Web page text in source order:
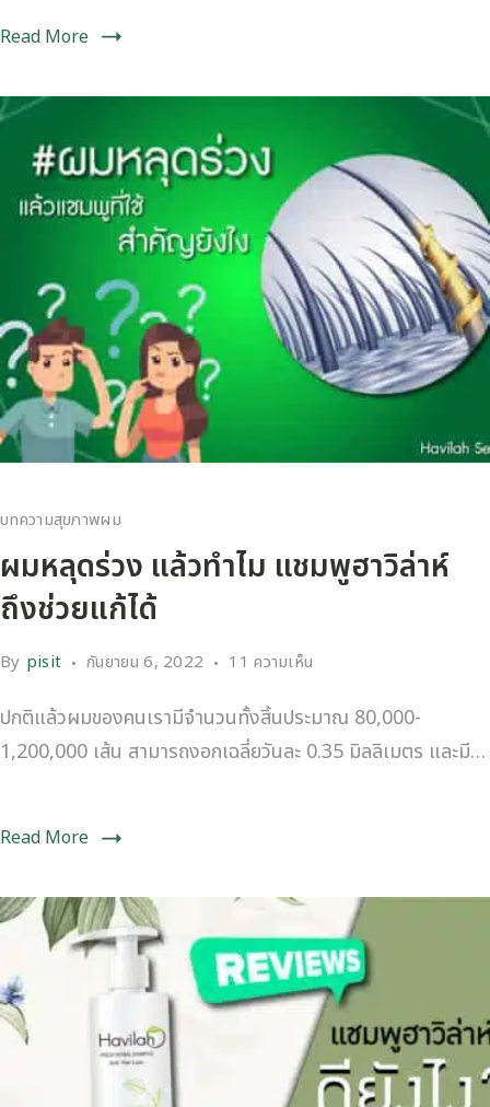
Read More
บทความสุขภาพผม
ผมหลุดร่วง แล้วทำไม แชมพูฮาวิล่าห์
ถึงช่วยแก้ได้
By pisit กันยายน 6, 2022 11 ความเห็น
ปกติแล้วผมของคนเรามีจำนวนทั้งสิ้นประมาณ 80,000-
1,200,000 เส้น สามารถงอกเฉลี่ยวันละ 0.35 มิลลิเมตร และมี…
Read More